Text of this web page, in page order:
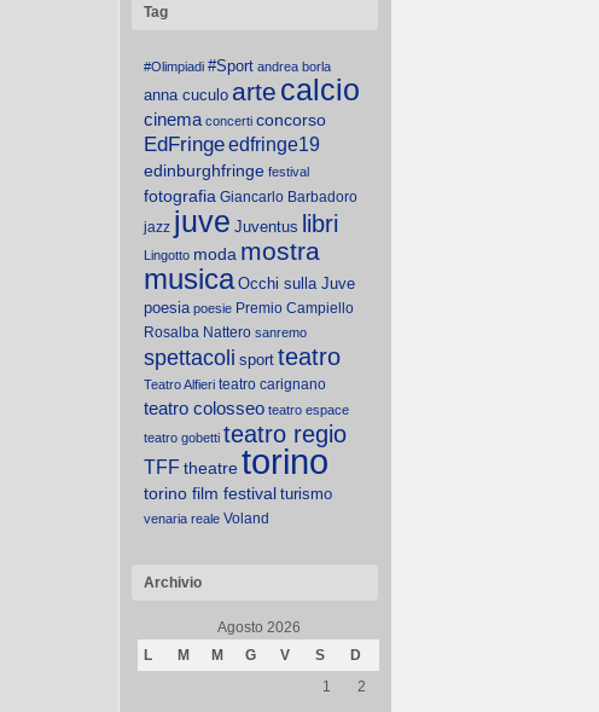
Tag
#Olimpiadi #Sport andrea borla
anna cuculo arte calcio
cinema concerti concorso
EdFringeedfringe19
edinburghfringe festival
fotografia Giancarlo Barbadoro
jazz juve Juventus libri
Lingotto moda mostra
musica Occhi sulla Juve
poesia poesie Premio Campiello
Rosalba Nattero sanremo
spettacoli sport teatro
Teatro Alfieri teatro carignano
teatro colosseo teatro espace
teatro gobetti teatro regio
TFFtheatretorino
torino film festival turismo
venaria reale Voland
Archivio
Agosto 2026
L
M M G V S
D
1
2